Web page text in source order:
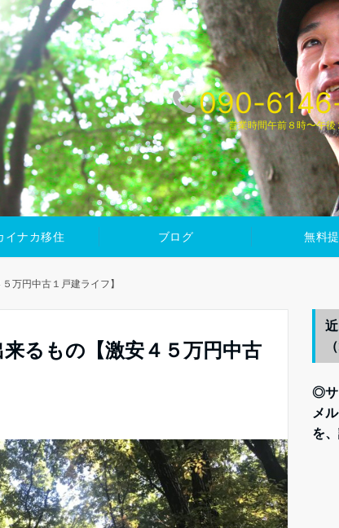
090-
営業時間午前８時〜午
イナカ移住 ブログ 無料
万円中古１戸建ライフ】
るもの【激安４５万円中古
◎サ
メ
を